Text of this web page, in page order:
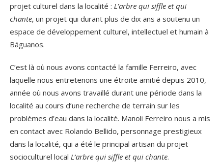
projet culturel dans la localité : L’arbre qui siffle et qui
chante, un projet qui durant plus de dix ans a soutenu un
espace de développement culturel, intellectuel et humain à
Báguanos.
C’est là où nous avons contacté la famille Ferreiro, avec
laquelle nous entretenons une étroite amitié depuis 2010,
année où nous avons travaillé durant une période dans la
localité au cours d’une recherche de terrain sur les
problèmes d’eau dans la localité. Manoli Ferreiro nous a mis
en contact avec Rolando Bellido, personnage prestigieux
dans la localité, qui a été le principal artisan du projet
socioculturel local L’arbre qui siffle et qui chante.